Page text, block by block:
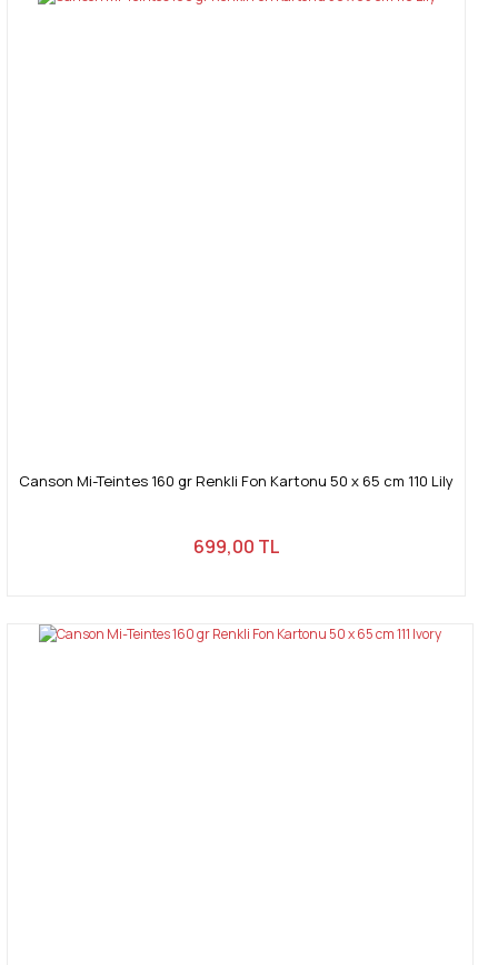
Canson Mi-Teintes 160 gr Renkli Fon Kartonu 50 x 65 cm 110 Lily
699,00 TL